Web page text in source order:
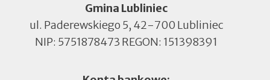
Gmina Lubliniec
ul. Paderewskiego 5, 42-700 Lubliniec
NIP: 5751878473 REGON: 151398391